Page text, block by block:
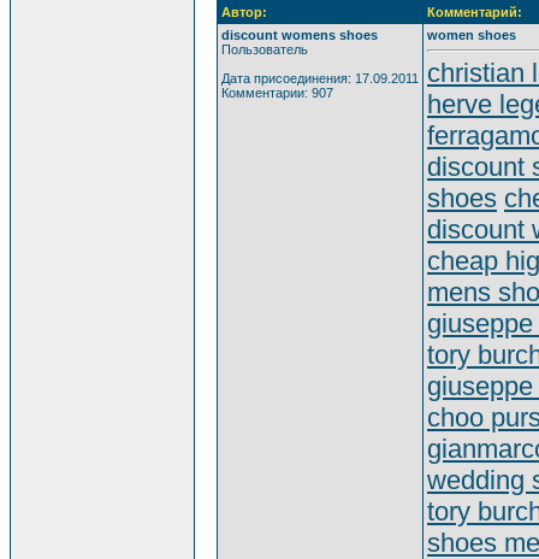
Автор:
Комментарий:
discount womens shoes
Пользователь
Дата присоединения: 17.09.2011
Комментарии: 907
women shoes
christian
herve
discount
shoes
discount
cheap
mens
tory
choo
wedding
tory
shoes